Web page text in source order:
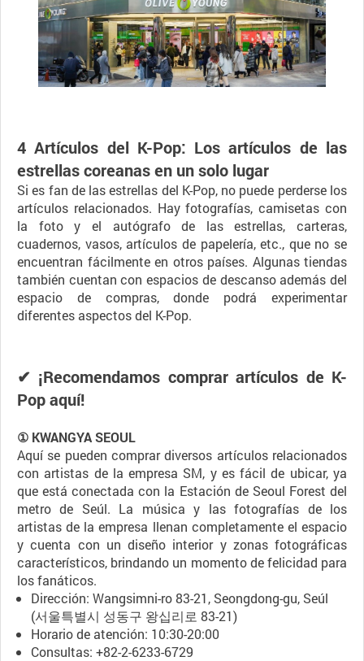
4 Artículos del K-Pop: Los artículos de las
estrellas coreanas en un solo lugar
Si es fan de las estrellas del K-Pop, no puede perderse los
artículos relacionados. Hay fotografías, camisetas con
la foto y el autógrafo de las estrellas, carteras,
cuadernos, vasos, artículos de papelería, etc., que no se
encuentran fácilmente en otros países. Algunas tiendas
también cuentan con espacios de descanso además del
espacio de compras, donde podrá experimentar
diferentes aspectos del K-Pop.
✔ ¡Recomendamos comprar artículos de K-
Pop aquí!
① KWANGYA SEOUL
Aquí se pueden comprar diversos artículos relacionados
con artistas de la empresa SM, y es fácil de ubicar, ya
que está conectada con la Estación de Seoul Forest del
metro de Seúl. La música y las fotografías de los
artistas de la empresa llenan completamente el espacio
y cuenta con un diseño interior y zonas fotográficas
característicos, brindando un momento de felicidad para
los fanáticos.
Dirección: Wangsimni-ro 83-21, Seongdong-gu, Seúl
(서울특별시 성동구 왕십리로 83-21)
Horario de atención: 10:30-20:00
Consultas: +82-2-6233-6729